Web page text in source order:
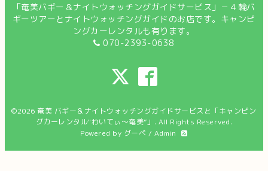
「奄美バギー＆ナイトウォッチングガイドサービス」－４輪バ
ギーツアーとナイトウォッチングガイドのお店です。キャンピ
ングカーレンタルも有ります。
070-2393-0638
©2026 奄美 バギー＆ナイトウォッチングガイドサービスと「キャンピン
グカーレンタル"わいてぃ～奄美”」 . All Rights Reserved.
Powered by グーペ / Admin